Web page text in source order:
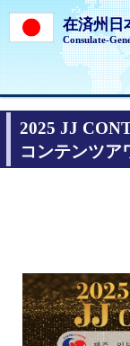
在済州日
Consulate-
2025 JJ
コンテンツア